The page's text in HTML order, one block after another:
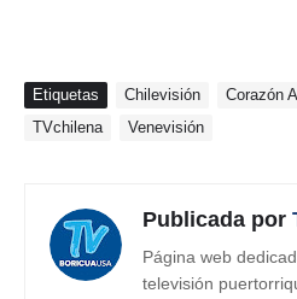
Etiquetas Chilevisión Corazón
TVchilena
Venevisión
Publicada por
Página web
televisión